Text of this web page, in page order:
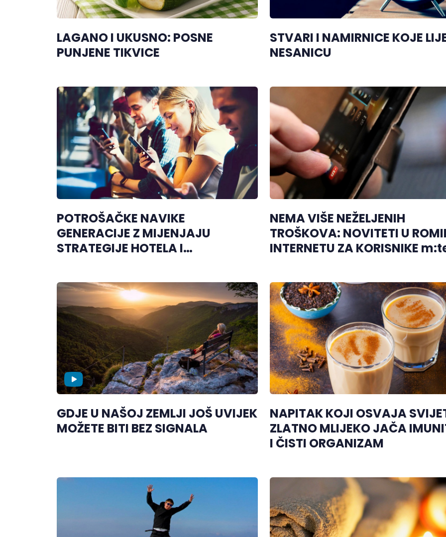
LAGANO I UKUSNO: POSNE
PUNJENE TIKVICE
STVARI I NAMIRNICE KOJE
NESANICU
POTROŠAČKE NAVIKE
GENERACIJE Z MIJENJAJU
STRATEGIJE HOTELA I
NEMA VIŠE NEŽELJENIH
TROŠKOVA: NOVITETI U
INTERNETU ZA KORISNIKE
GDJE U NAŠOJ ZEMLJI JOŠ UVIJEK
MOŽETE BITI BEZ SIGNALA
NAPITAK KOJI OSVAJA
ZLATNO MLIJEKO JAČA
I ČISTI ORGANIZAM